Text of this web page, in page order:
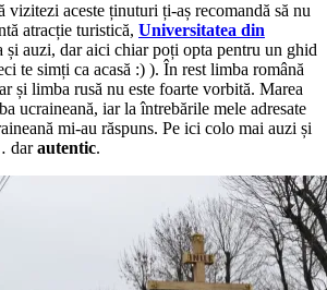
vizitezi aceste ținuturi ți-aș recomandă să nu
atracție turistică, Universitatea din
și auzi, dar aici chiar poți opta pentru un ghid
te simți ca acasă :) ). În rest limba română
și limba rusă nu este foarte vorbită. Marea
ucraineană, iar la întrebările mele adresate
mi-au răspuns. Pe ici colo mai auzi și
darautentic.